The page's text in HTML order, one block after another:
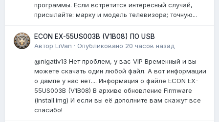
программы. Если встретится интересный случай,
присылайте: марку и модель телевизора; точную...
ECON EX-55US003B (V1B08) ПО USB
Автор LiVan · Опубликовано 20 часов назад
@nigativ13 Нет проблем, у вас VIP Временный и вы
можете скачать один любой файл. А вот информации
о дампе у нас нет.... Информация о файле ECON EX-
55US003B (V1B08) В архиве обновление Firmware
(install.img) И если вы её дополните вам скажут все
спасибо!